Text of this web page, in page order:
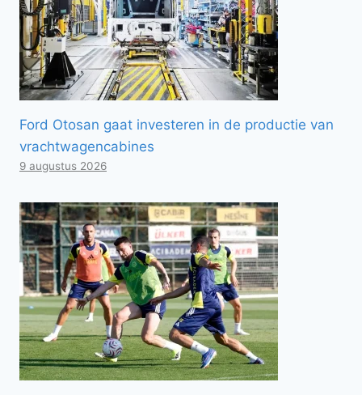
Ford Otosan gaat investeren in de productie van
vrachtwagencabines
9 augustus 2026